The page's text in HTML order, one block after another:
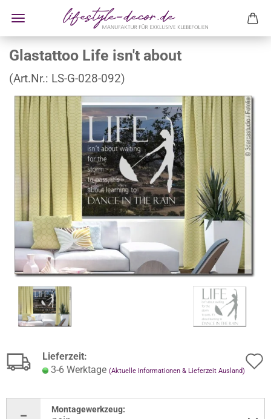
Glastattoo Life isn't about
(Art.Nr.: LS-G-028-092)
Lieferzeit:
3-6 Werktage (Aktuelle Informationen & Lieferzeit Ausland)
Montagewerkzeug: